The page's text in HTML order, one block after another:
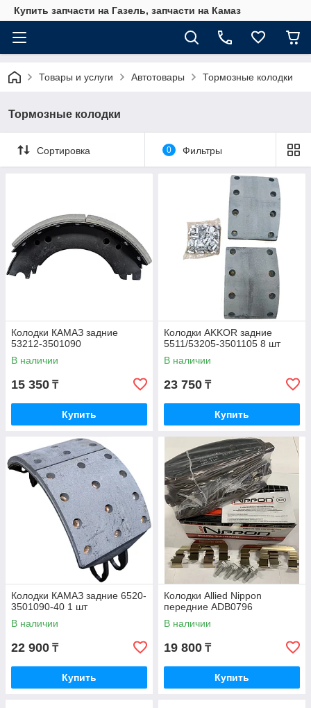
Купить запчасти на Газель, запчасти на Камаз
Товары и услуги Автотовары Тормозные колодки
Тормозные колодки
Сортировка 0 Фильтры
Колодки КАМАЗ задние
53212-3501090
В наличии
15 350 ₸
Купить
Колодки AKKOR задние
5511/53205-3501105 8 шт
В наличии
23 750 ₸
Купить
Колодки КАМАЗ задние 6520-
3501090-40 1 шт
В наличии
22 900 ₸
Купить
Колодки Allied Nippon
передние ADB0796
В наличии
19 800 ₸
Купить